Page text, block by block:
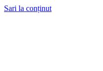
Sari la conținut